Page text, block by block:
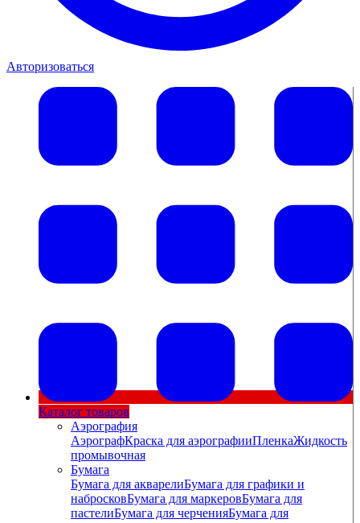
Авторизоваться
Каталог товаров
Аэрография
АэрографКраска для аэрографииПленкаЖидкость
промывочная
Бумага
Бумага для акварелиБумага для графики и
набросковБумага для маркеровБумага для
пастелиБумага для черченияБумага для